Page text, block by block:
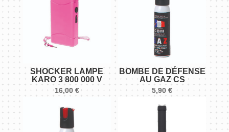
SHOCKER LAMPE
KARO 3 800 000 V
16,00 €
BOMBE DE DÉFENSE
AU GAZ CS
5,90€